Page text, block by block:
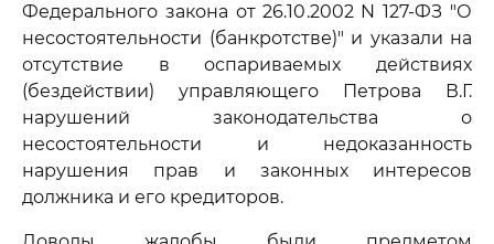
Федерального закона от 26.10.2002 N 127-ФЗ "О
несостоятельности (банкротстве)" и указали на
отсутствие в оспариваемых действиях
(бездействии) управляющего Петрова В.Г.
нарушений законодательства о
несостоятельности и недоказанность
нарушения прав и законных интересов
должника и его кредиторов.